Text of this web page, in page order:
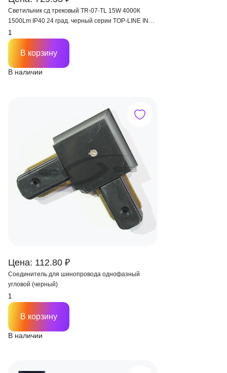
Светильник сд трековый TR-07-TL 15W 4000К
1500Lm IP40 24 град. черный серии TOP-LINE IN
HOME
В наличии
В корзину
Цена: 112.80 ₽
Соединитель для шинопровода однофазный
угловой (черный)
В наличии
В корзину